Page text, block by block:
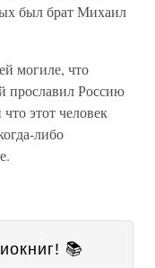
был брат Михаил
могиле, что
прославил Россию
этот человек
либо
📚